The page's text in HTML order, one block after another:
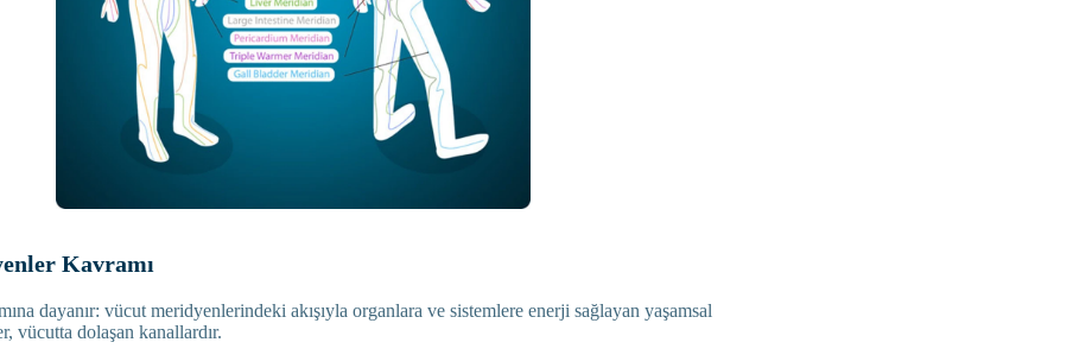
Kavramı
dayanır: vücut meridyenlerindeki akışıyla organlara ve sistemlere enerji sağlayan yaşamsal
vücutta dolaşan kanallardır.